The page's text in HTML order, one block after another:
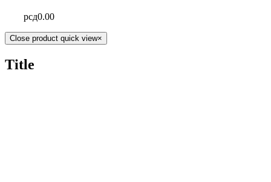
рсд0.00
Close product quick view×
Title